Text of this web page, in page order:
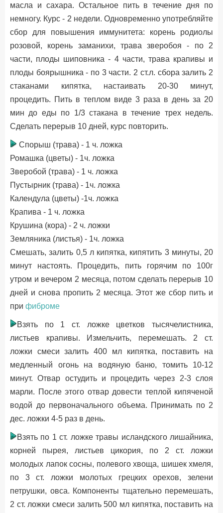
масла и сахара. Остальное пить в течение дня по
немногу. Курс - 2 недели. Одновременно употребляйте
сбор для повышения иммунитета: корень родиолы
розовой, корень заманихи, трава зверобоя - по 2
части, плоды шиповника - 4 части, трава крапивы и
плоды боярышника - по 3 части. 2 ст.л. сбора залить 2
стаканами кипятка, настаивать 20-30 минут,
процедить. Пить в теплом виде 3 раза в день за 20
мин до еды по 1/3 стакана в течение трех недель.
Сделать перерыв 10 дней, курс повторить.
Спорыш (трава) - 1 ч. ложка
Ромашка (цветы) - 1ч. ложка
Зверобой (трава) - 1 ч. ложка
Пустырник (трава) - 1ч. ложка
Календула (цветы) -1ч. ложка
Крапива - 1 ч. ложка
Крушина (кора) - 2 ч. ложки
Земляника (листья) - 1ч. ложка
Смешать, залить 0,5 л кипятка, кипятить 3 минуты, 20
минут настоять. Процедить, пить горячим по 100г
утром и вечером 2 месяца, потом сделать перерыв 10
дней и снова пропить 2 месяца. Этот же сбор пить и
при фиброме
Взять по 1 ст. ложке цветков тысячелистника,
листьев крапивы. Измельчить, перемешать. 2 ст.
ложки смеси залить 400 мл кипятка, поставить на
медленный огонь на водяную баню, томить 10-12
минут. Отвар остудить и процедить через 2-3 слоя
марли. После этого отвар довести теплой кипяченой
водой до первоначального объема. Принимать по 2
дес. ложки 4-5 раз в день.
Взять по 1 ст. ложке травы исландского лишайника,
корней пырея, листьев цикория, по 2 ст. ложки
молодых лапок сосны, полевого хвоща, шишек хмеля,
по 3 ст. ложки молотых грецких орехов, зелени
петрушки, овса. Компоненты тщательно перемешать,
2 ст. ложки смеси залить 500 мл кипятка, поставить на